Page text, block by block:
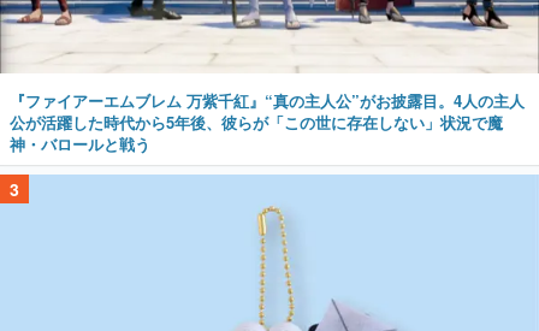
『ファイアーエムブレム 万紫千紅』“真の主人公”がお披露目。4人の主人
公が活躍した時代から5年後、彼らが「この世に存在しない」状況で魔
神・バロールと戦う
3